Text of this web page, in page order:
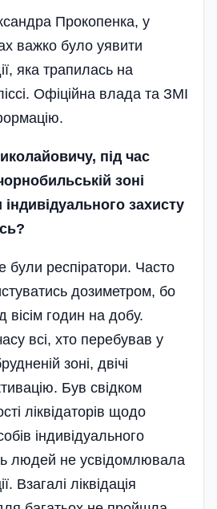
Прокопенка, у
важко було уявити
яка трапилась на
Офіційна влада та ЗМІ
під час
зоні
захисту
були респіратори. Часто
дозиметром, бо
годин на добу.
всі, хто перебував у
зоні, двічі
Був свідком
ліквідаторів щодо
індивідуального
людей не усвідомлювала
Взагалі ліквідація